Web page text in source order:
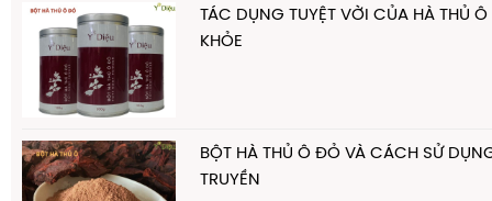
TÁC DỤNG TUYỆT VỜI CỦA HÀ THỦ
KHỎE
BỘT HÀ THỦ Ô ĐỎ VÀ CÁCH SỬ
TRUYỀN